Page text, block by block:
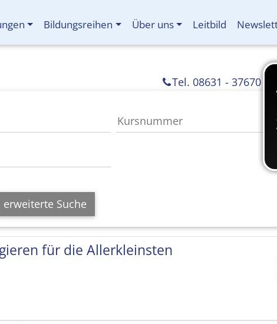
Bildungsreihen Über uns Leitbild
Tel. 08631 - 37670
erweiterte Suche
für die Allerkleinsten